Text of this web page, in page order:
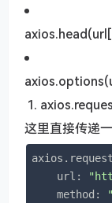
这里直接传递
url :
method :